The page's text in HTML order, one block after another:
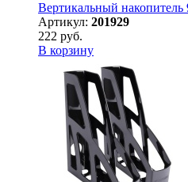
Вертикальный
Артикул: 201929
222 руб.
В корзину